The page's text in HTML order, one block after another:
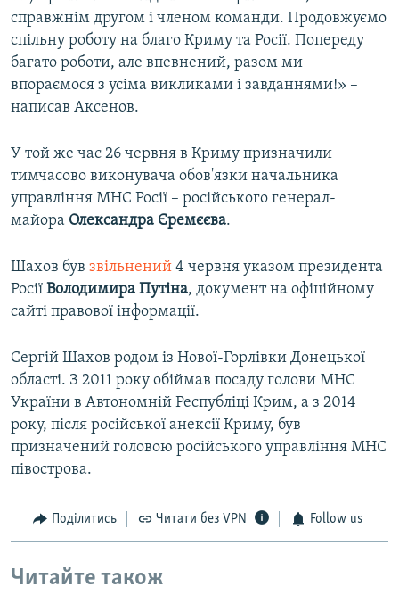
справжнім другом і членом команди. Продовжуємо
спільну роботу на благо Криму та Росії. Попереду
багато роботи, але впевнений, разом ми
впораємося з усіма викликами і завданнями!» –
написав Аксенов.
У той же час 26 червня в Криму призначили
тимчасово виконувача обов'язки начальника
управління МНС Росії – російського генерал-
майора Олександра Єремєєва.
Шахов був звільнений 4 червня указом президента
Росії Володимира Путіна, документ на офіційному
сайті правової інформації.
Сергій Шахов родом із Нової-Горлівки Донецької
області. З 2011 року обіймав посаду голови МНС
України в Автономній Республіці Крим, а з 2014
року, після російської анексії Криму, був
призначений головою російського управління МНС
півострова.
Поділитись Читати без VPN Follow us
Читайте також